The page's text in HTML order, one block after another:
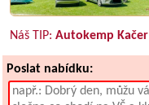
Náš TIP:Autokemp Kačer
Poslat nabídku: